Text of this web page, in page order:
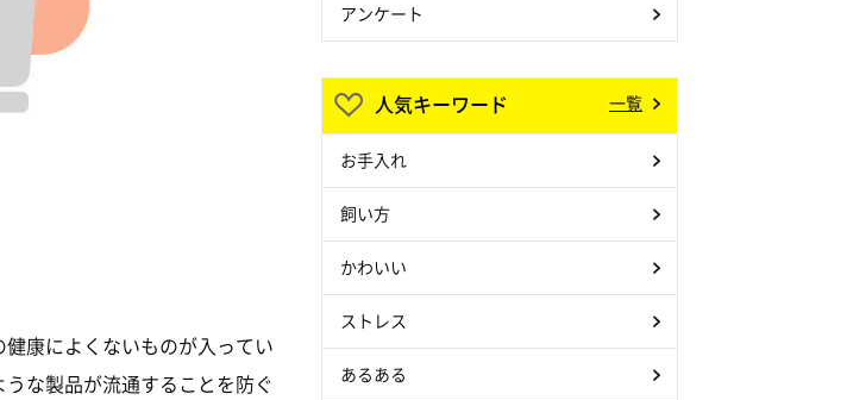
康によくないものが入ってい
な製品が流通することを防ぐ
アンケート
人気キーワード 一覧
お手入れ
飼い方
かわいい
ストレス
あるある